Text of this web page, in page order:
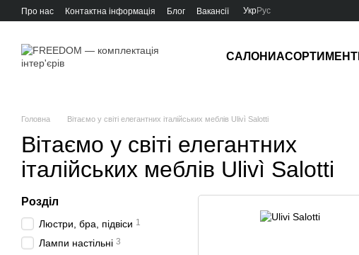
Перейти до основного контенту
Про нас Контактна інформація Блог Вакансії УкрРус
САЛОНИАСОРТИМЕНТ
Головна Вітаємо у світі елегантних італійських меблів Ulivì Salotti
Вітаємо у світі елегантних
італійських меблів Ulivì Salotti
Розділ
Люстри, бра, підвіси 1
Лампи настільні 3